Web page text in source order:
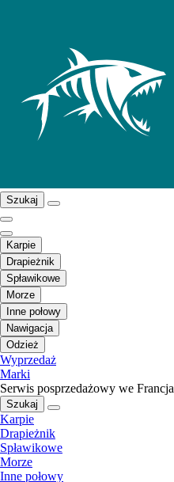
Szukaj
Karpie
Drapieżnik
Spławikowe
Morze
Inne połowy
Nawigacja
Odzież
Wyprzedaż
Marki
Serwis posprzedażowy we Francja
Szukaj
Karpie
Drapieżnik
Spławikowe
Morze
Inne połowy